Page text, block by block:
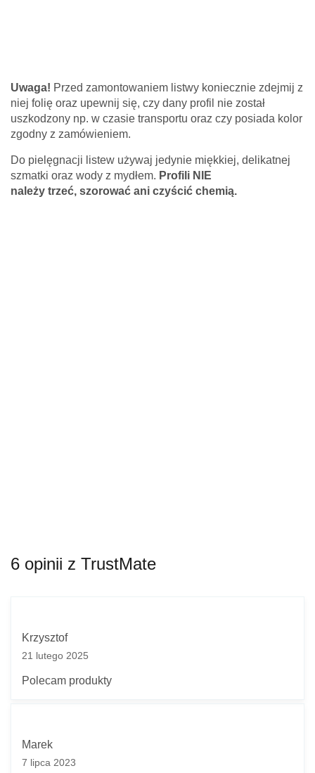
Uwaga! Przed zamontowaniem listwy koniecznie zdejmij z
niej folię oraz upewnij się, czy dany profil nie został
uszkodzony np. w czasie transportu oraz czy posiada kolor
zgodny z zamówieniem.
Do pielęgnacji listew używaj jedynie miękkiej, delikatnej
szmatki oraz wody z mydłem. Profili NIE
należy trzeć, szorować ani czyścić chemią.
6 opinii z TrustMate
Krzysztof
21 lutego 2025
Polecam produkty
Marek
7 lipca 2023
* Pola wymagane
Odpowiedź wyślemy na podany adres e-mail.
Z uwagi dużą ilość spamu, wymagana jest weryfikacja.